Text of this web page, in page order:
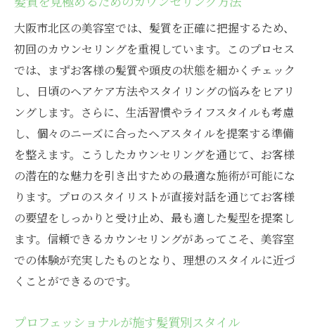
大阪市北区の美容室では、髪質を正確に把握するため、
初回のカウンセリングを重視しています。このプロセス
では、まずお客様の髪質や頭皮の状態を細かくチェック
し、日頃のヘアケア方法やスタイリングの悩みをヒアリ
ングします。さらに、生活習慣やライフスタイルも考慮
し、個々のニーズに合ったヘアスタイルを提案する準備
を整えます。こうしたカウンセリングを通じて、お客様
の潜在的な魅力を引き出すための最適な施術が可能にな
ります。プロのスタイリストが直接対話を通じてお客様
の要望をしっかりと受け止め、最も適した髪型を提案し
ます。信頼できるカウンセリングがあってこそ、美容室
での体験が充実したものとなり、理想のスタイルに近づ
くことができるのです。
プロフェッショナルが施す髪質別スタイル